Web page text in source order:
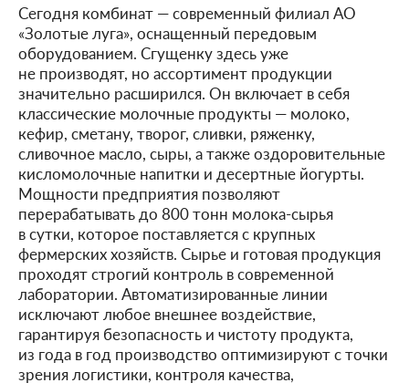
Сегодня комбинат — современный филиал АО
«Золотые луга», оснащенный передовым
оборудованием. Сгущенку здесь уже
не производят, но ассортимент продукции
значительно расширился. Он включает в себя
классические молочные продукты — молоко,
кефир, сметану, творог, сливки, ряженку,
сливочное масло, сыры, а также оздоровительные
кисломолочные напитки и десертные йогурты.
Мощности предприятия позволяют
перерабатывать до 800 тонн молока-сырья
в сутки, которое поставляется с крупных
фермерских хозяйств. Сырье и готовая продукция
проходят строгий контроль в современной
лаборатории. Автоматизированные линии
исключают любое внешнее воздействие,
гарантируя безопасность и чистоту продукта,
из года в год производство оптимизируют с точки
зрения логистики, контроля качества,